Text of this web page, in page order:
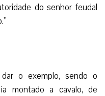
do senhor feudal
o exemplo, sendo o
montado a cavalo, de